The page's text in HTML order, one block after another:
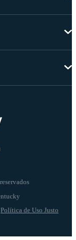
Política de Uso Justo